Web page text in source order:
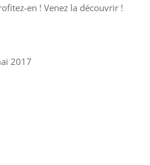
en ! Venez la découvrir !
2017